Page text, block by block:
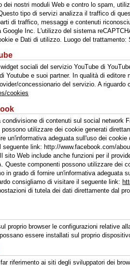
dei nostri moduli Web e contro lo spam,
tipo di servizi analizza il traffico di
di traffico, messaggi e contenuti
Inc. L'utilizzo del sistema
e Dati di utilizzo. Luogo del trattamento:
sociali del servizio YouTube di
Youtube e suoi partner. In qualità di editore
concessionario del servizio. A
cookies
di contenuti sul social network
utilizzare dei cookie generati
un'informativa adeguata sull'uso dei
link: http://www.facebook.com/
Web include anche funzioni per il
Queste componenti possono utilizzare dei
in grado di fornire un'informativa adeguata
consigliamo di visitare il seguente link:
di tutela dei dati direttamente dal
proprio browser le configurazioni relative
essere installati sul proprio
riferimento ai siti degli sviluppatori dei